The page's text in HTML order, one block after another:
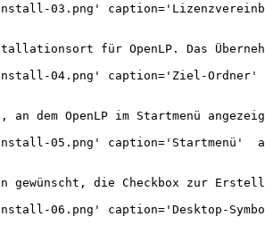
Install-03.png'
für OpenLP. Das
Install-04.png' caption='Ziel-
an dem OpenLP im Startmenü
Install-05.png'
gewünscht, die Checkbox zur
Install-06.png' caption='Desktop-